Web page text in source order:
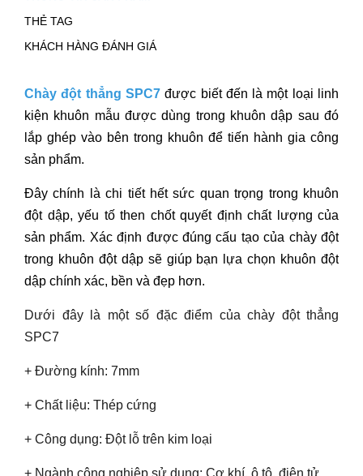
THẺ TAG
KHÁCH HÀNG ĐÁNH GIÁ
Chày đột thẳng SPC7được biết đến là một loại linh
kiện khuôn mẫu được dùng trong khuôn dập sau đó
lắp ghép vào bên trong khuôn để tiến hành gia công
sản phẩm.
Đây chính là chi tiết hết sức quan trọng trong khuôn
đột dập, yếu tố then chốt quyết định chất lượng của
sản phẩm. Xác định được đúng cấu tạo của chày đột
trong khuôn đột dập sẽ giúp bạn lựa chọn khuôn đột
dập chính xác, bền và đẹp hơn.
Dưới đây là một số đặc điểm của chày đột thẳng
SPC7
+ Đường kính: 7mm
+ Chất liệu: Thép cứng
+ Công dụng: Đột lỗ trên kim loại
+ Ngành công nghiệp sử dụng: Cơ khí, ô tô, điện tử